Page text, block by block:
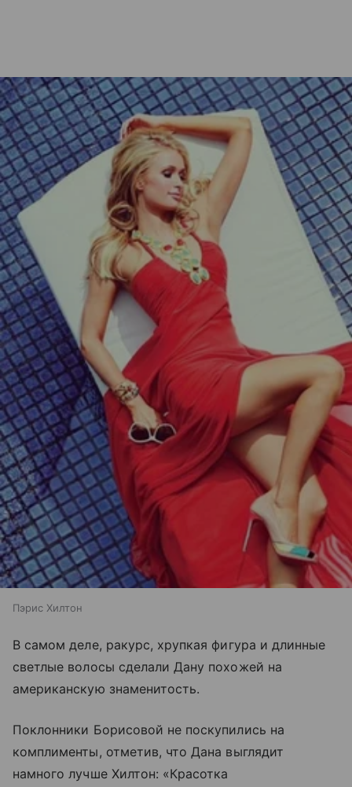
Пэрис Хилтон
В самом деле, ракурс, хрупкая фигура и длинные
светлые волосы сделали Дану похожей на
американскую знаменитость.
Поклонники Борисовой не поскупились на
комплименты, отметив, что Дана выглядит
намного лучше Хилтон: «Красотка